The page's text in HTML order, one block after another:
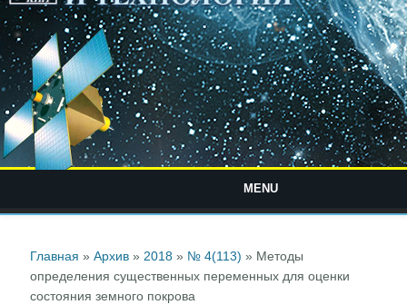
MENU
Главная »Архив » 2018 » № 4(113) » Методы
определения существенных переменных для оценки
состояния земного покрова